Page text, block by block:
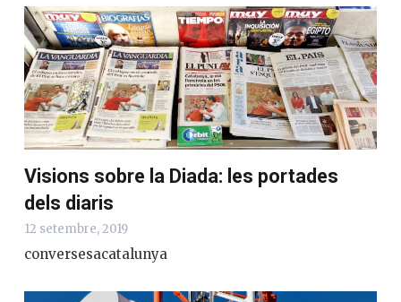
Visions sobre la Diada: les portades
dels diaris
12 setembre, 2019
conversesacatalunya